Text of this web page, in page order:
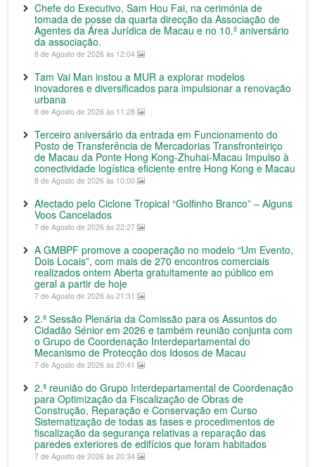
Chefe do Executivo, Sam Hou Fai, na cerimónia de
tomada de posse da quarta direcção da Associação de
Agentes da Área Jurídica de Macau e no 10.º aniversário
da associação.
8 de Agosto de 2026 às 12:04
Tam Vai Man instou a MUR a explorar modelos
inovadores e diversificados para impulsionar a renovação
urbana
8 de Agosto de 2026 às 11:28
Terceiro aniversário da entrada em Funcionamento do
Posto de Transferência de Mercadorias Transfronteiriço
de Macau da Ponte Hong Kong-Zhuhai-Macau Impulso à
conectividade logística eficiente entre Hong Kong e Macau
8 de Agosto de 2026 às 10:00
Afectado pelo Ciclone Tropical “Golfinho Branco” – Alguns
Voos Cancelados
7 de Agosto de 2026 às 22:27
A GMBPF promove a cooperação no modelo “Um Evento,
Dois Locais”, com mais de 270 encontros comerciais
realizados ontem Aberta gratuitamente ao público em
geral a partir de hoje
7 de Agosto de 2026 às 21:31
2.ª Sessão Plenária da Comissão para os Assuntos do
Cidadão Sénior em 2026 e também reunião conjunta com
o Grupo de Coordenação Interdepartamental do
Mecanismo de Protecção dos Idosos de Macau
7 de Agosto de 2026 às 20:41
2.ª reunião do Grupo Interdepartamental de Coordenação
para Optimização da Fiscalização de Obras de
Construção, Reparação e Conservação em Curso
Sistematização de todas as fases e procedimentos de
fiscalização da segurança relativas a reparação das
paredes exteriores de edifícios que foram habitados
7 de Agosto de 2026 às 20:34